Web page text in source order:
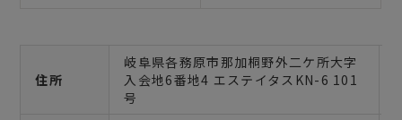
住所
岐阜県各務原市那加桐野外二ケ所大字
入会地6番地4 エステイタスKN-6 101
号